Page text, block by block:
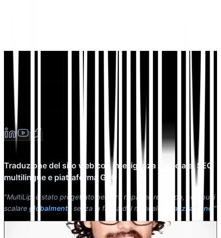
Traduzione del sito web con intelligenza artificiale, SEO
multilingue e piattaforma GEO
"MultiLipi è stato progettato per farti risparmiare tempo, così puoi
scalare globalmente senza la fatica del manuale localizzazione ."